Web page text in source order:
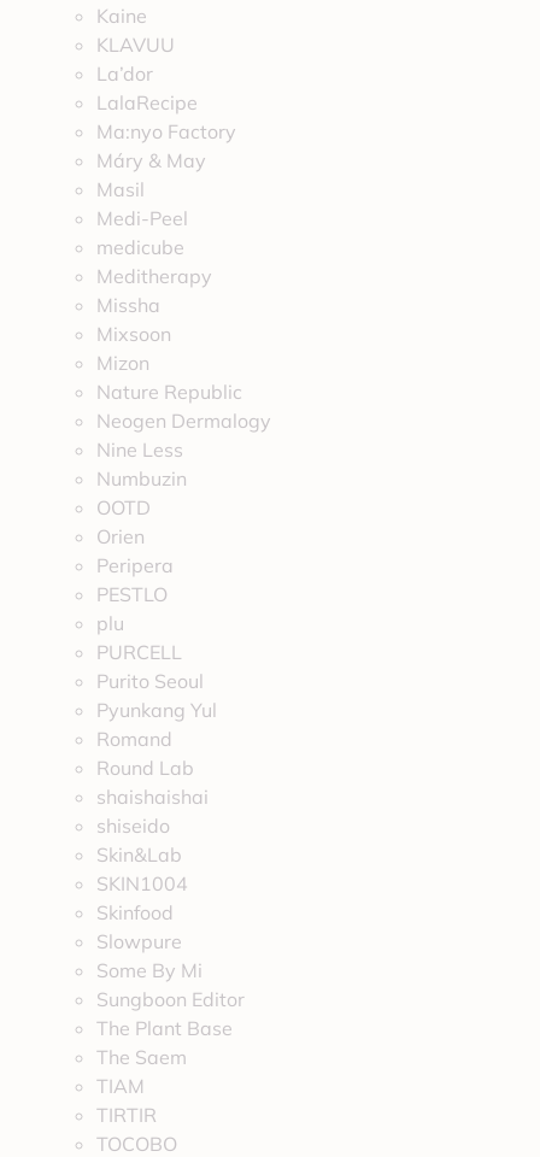
Kaine
KLAVUU
La’dor
LalaRecipe
Ma:nyo Factory
Máry & May
Masil
Medi-Peel
medicube
Meditherapy
Missha
Mixsoon
Mizon
Nature Republic
Neogen Dermalogy
Nine Less
Numbuzin
OOTD
Orien
Peripera
PESTLO
plu
PURCELL
Purito Seoul
Pyunkang Yul
Romand
Round Lab
shaishaishai
shiseido
Skin&Lab
SKIN1004
Skinfood
Slowpure
Some By Mi
Sungboon Editor
The Plant Base
The Saem
TIAM
TIRTIR
TOCOBO